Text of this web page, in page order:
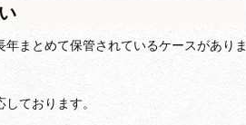
まとめて保管されているケースがありま
ております。